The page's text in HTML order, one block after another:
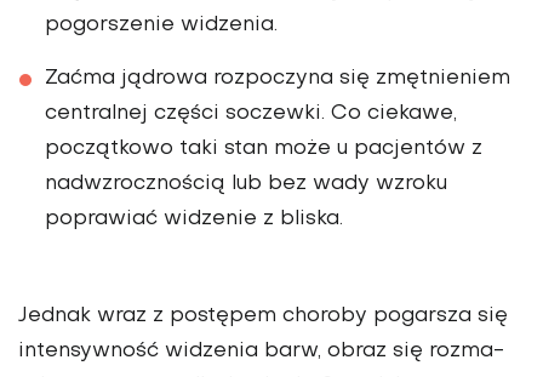
pogorszenie widzenia.
Zaćma jądrowa rozpoczyna się zmęt­nieniem
centralnej części soczewki. Co ciekawe,
począt­kowo taki stan może u pacjen­tów z
nadwzrocznością lub bez wady wzroku
poprawiać widzenie z bliska.
Jednak wraz z postępem choroby po­garsza się
intensywność wi­dzenia barw, obraz się rozma­